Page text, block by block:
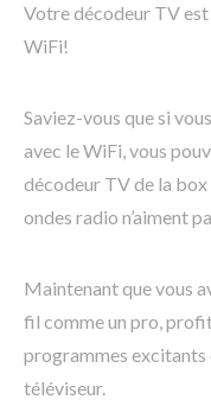
Votre décodeur TV
WiFi!
Saviez-vous que si
avec le WiFi, vous
décodeur TV de la box
ondes radio n’aiment
Maintenant que vous
fil comme un pro,
programmes
téléviseur.